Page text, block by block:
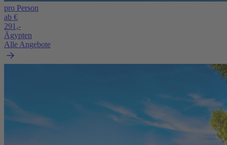
pro Person
ab €
291,-
Ägypten
Alle Angebote